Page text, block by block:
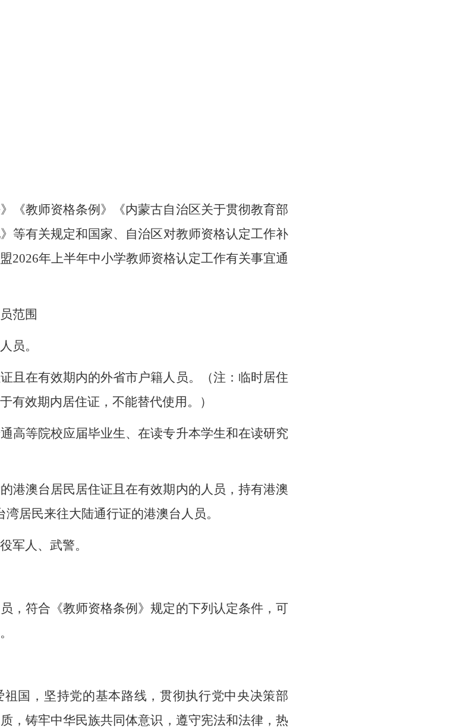
《教师资格条例》《内蒙古自治区关于贯彻教育部
等有关规定和国家、自治区对教师资格认定工作补
盟2026年上半年中小学教师资格认定工作有关事宜通
范围
员。
且在有效期内的外省市户籍人员。（注：临时居住
有效期内居住证，不能替代使用。）
高等院校应届毕业生、在读专升本学生和在读研究
港澳台居民居住证且在有效期内的人员，持有港澳
湾居民来往大陆通行证的港澳台人员。
军人、武警。
，符合《教师资格条例》规定的下列认定条件，可
国，坚持党的基本路线，贯彻执行党中央决策部
，铸牢中华民族共同体意识，遵守宪法和法律，热